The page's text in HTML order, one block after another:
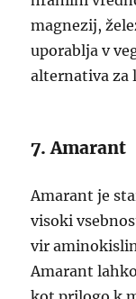
magnezij,
uporablja v
alternativa za
7. Amarant
Amarant je
visoki
vir
Amarant